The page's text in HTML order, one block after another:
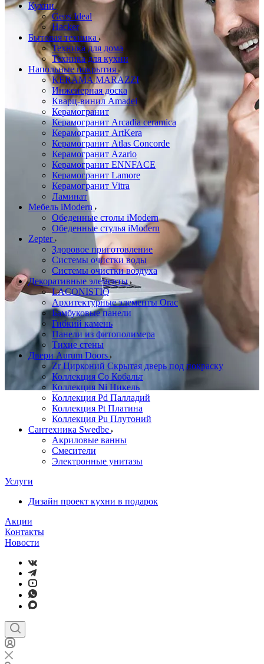
Кухни
Geos Ideal
Hacker
Бытовая техника
Техника для дома
Техника для кухни
Напольные покрытия
KERAMA MARAZZI
Инженерная доска
Кварц-винил Amadei
Керамогранит
Керамогранит Arcadia ceramica
Керамогранит ArtKera
Керамогранит Atlas Concorde
Керамогранит Azario
Керамогранит ENNFACE
Керамогранит Lamore
Керамогранит Vitra
Ламинат
Мебель iModern
Обеденные столы iModern
Обеденные стулья iModern
Zepter
Здоровое приготовление
Системы очистки воды
Системы очистки воздуха
Декоративные элементы
LACONISTIQ
Архитектурные элементы Orac
Бамбуковые панели
Гибкий камень
Панели из фитополимера
Тихие стены
Двери Aurum Doors
Zr Цирконий Скрытая дверь под покраску
Коллекция Co Кобальт
Коллекция Ni Никель
Коллекция Pd Палладий
Коллекция Pt Платина
Коллекция Pu Плутоний
Сантехника Swedbe
Акриловые ванны
Смесители
Электронные унитазы
Услуги
Дизайн проект кухни в подарок
Акции
Контакты
Новости